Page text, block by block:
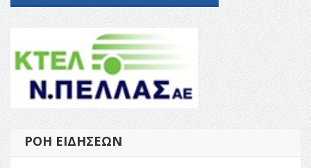
ΡΟΉ ΕΙΔΉΣΕΩΝ